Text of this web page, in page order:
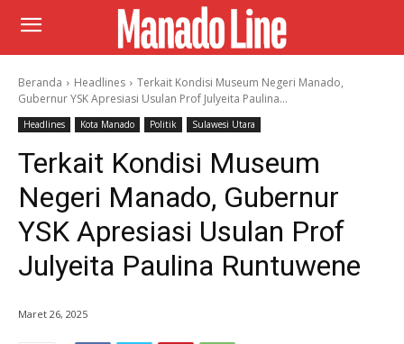
Beranda Headlines
Terkait Kondisi Museum Negeri Manado,
Gubernur YSK Apresiasi Usulan Prof Julyeita Paulina...
Headlines Kota Manado Politik Sulawesi Utara
Terkait Kondisi Museum
Negeri Manado, Gubernur
YSK Apresiasi Usulan Prof
Julyeita Paulina Runtuwene
Maret 26, 2025